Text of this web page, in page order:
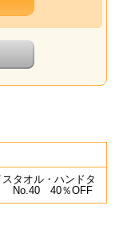
タオル・ハンドタ
No.40 40％OFF